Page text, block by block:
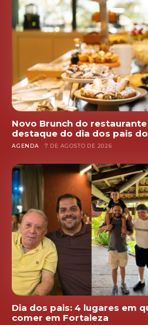
Novo Brunch do
destaque do dia dos pais
AGENDA 7 DE AGOSTO DE 2026
Dia dos pais: 4 lugares em
comer em Fortaleza